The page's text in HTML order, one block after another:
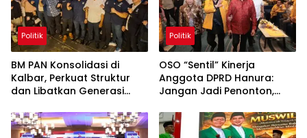
Politik
BM PAN Konsolidasi di
Kalbar, Perkuat Struktur
dan Libatkan Generasi
Politik
OSO “Sentil” Kinerja
Anggota DPRD Hanura:
Jangan Jadi Penonton,